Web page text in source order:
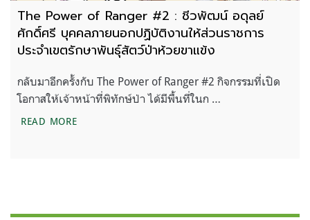
The Power of Ranger #2 : ชีวพัฒน์ อดุลย์
ศักดิ์ศรี บุคคลภายนอกปฏิบัติงานให้ส่วนราชการ
ประจำเขตรักษาพันธุ์สัตว์ป่าห้วยขาแข้ง
กลับมาอีกครั้งกับ The Power of Ranger #2 กิจกรรมที่เปิด
โอกาสให้เจ้าหน้าที่พิทักษ์ป่า ได้มีพื้นที่ในก …
READ MORETHE POWER OF RANGER #2 : ชีวพัฒน์ อดุลย์ศัก